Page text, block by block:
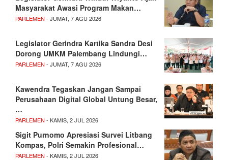
Masyarakat Awasi Program Makan…
PARLEMEN - JUMAT, 7 AGU 2026
Legislator Gerindra Kartika Sandra Desi
Dorong UMKM Palembang Lindungi…
PARLEMEN - JUMAT, 7 AGU 2026
Kawendra Tegaskan Jangan Sampai
Perusahaan Digital Global Untung Besar,
…
PARLEMEN - KAMIS, 2 JUL 2026
Sigit Purnomo Apresiasi Survei Litbang
Kompas, Polri Semakin Profesional…
PARLEMEN - KAMIS, 2 JUL 2026